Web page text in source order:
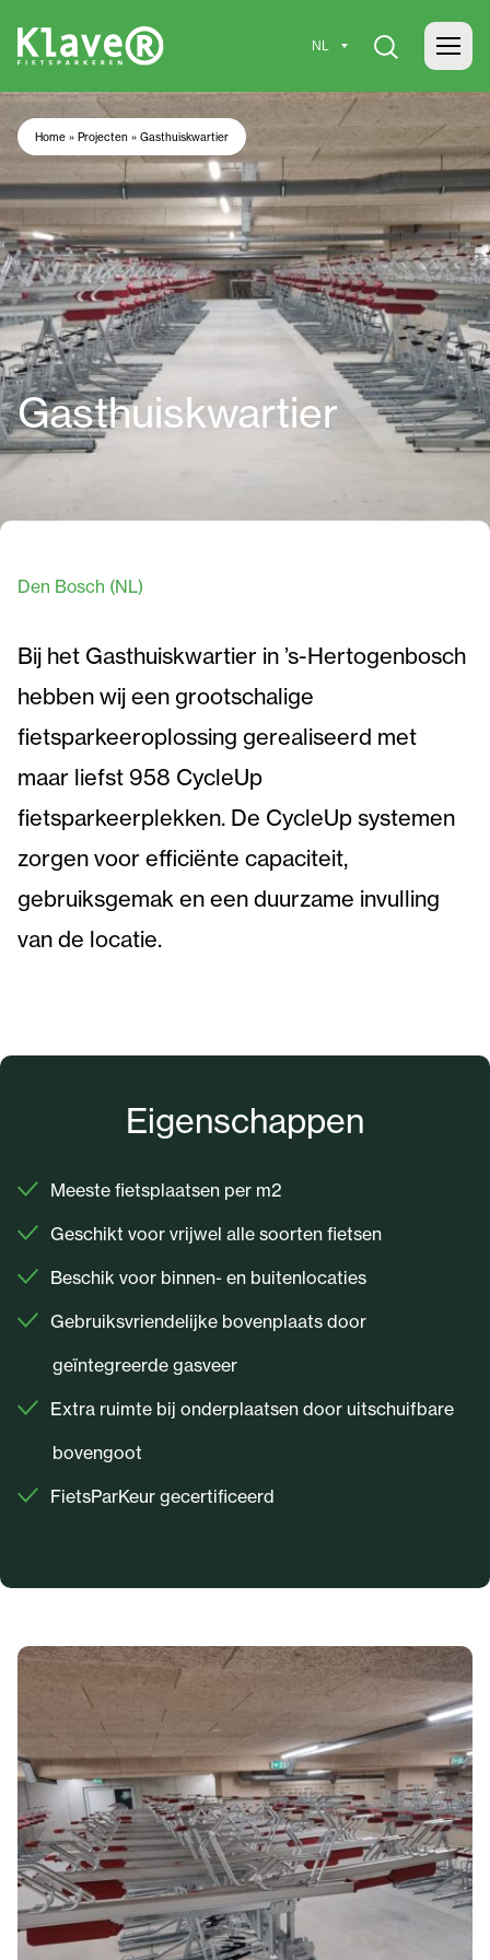
Home » Projecten » Gasthuiskwartier
Gasthuiskwartier
Den Bosch (NL)
Bij het Gasthuiskwartier in ’s-Hertogenbosch
hebben wij een grootschalige
fietsparkeeroplossing gerealiseerd met
maar liefst 958 CycleUp
fietsparkeerplekken. De CycleUp systemen
zorgen voor efficiënte capaciteit,
gebruiksgemak en een duurzame invulling
van de locatie.
Eigenschappen
Meeste fietsplaatsen per m2
Geschikt voor vrijwel alle soorten fietsen
Beschik voor binnen- en buitenlocaties
Gebruiksvriendelijke bovenplaats door
geïntegreerde gasveer
Extra ruimte bij onderplaatsen door uitschuifbare
bovengoot
FietsParKeur gecertificeerd